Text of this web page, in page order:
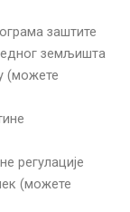
заштите
земљишта
(можете
регулације
(можете